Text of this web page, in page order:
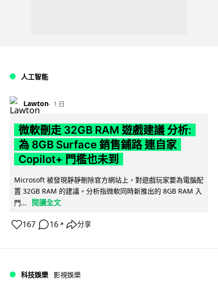
人工智能
Lawton 1 日
微軟刪走 32GB RAM 遊戲建議 分析:
為 8GB Surface 銷售鋪路 連自家
Copilot+ 門檻也未到
Microsoft 被發現靜靜刪除官方網站上，對遊戲玩家要為電腦配
置 32GB RAM 的建議。分析指微軟同時新推出的 8GB RAM 入
門...
閱讀全文
167 16 ↗ 分享
科技娛樂 影視娛樂